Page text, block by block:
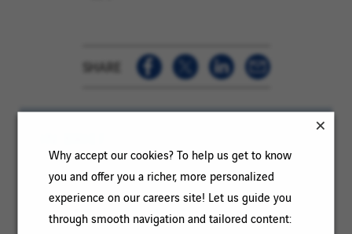
Why accept our cookies? To help us get to know
you and offer you a richer, more personalized
experience on our careers site! Let us guide you
through smooth navigation and tailored content:
Category:
IT / IT SYSTEMS
Reference:
a0wTt000001jA7VIAU
SHARE